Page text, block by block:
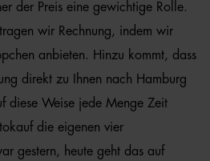
der Preis eine gewichtige Rolle.
wir Rechnung, indem wir
anbieten. Hinzu kommt, dass
direkt zu Ihnen nach Hamburg
diese Weise jede Menge Zeit
die eigenen vier
gestern, heute geht das auf